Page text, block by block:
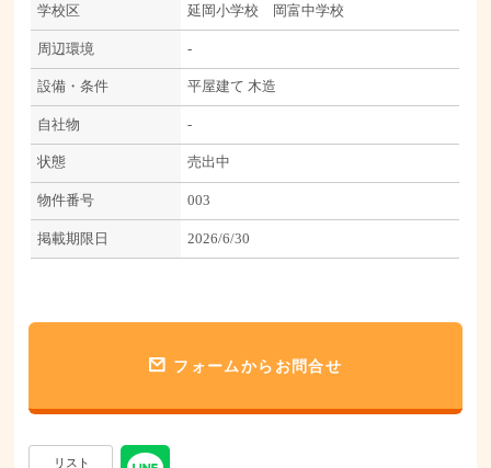
学校区 延岡小学校 岡富中学校
周辺環境 -
設備・条件 平屋建て 木造
自社物 -
状態 売出中
物件番号 003
掲載期限日 2026/6/30
フォームからお問合せ
リスト